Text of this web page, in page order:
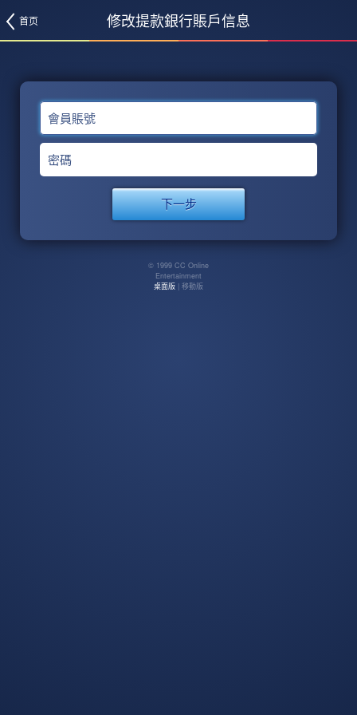
首页 修改提款銀行賬戶信息
會員賬號
密碼
© 1999 CC Online
Entertainment
桌面版 | 移動版